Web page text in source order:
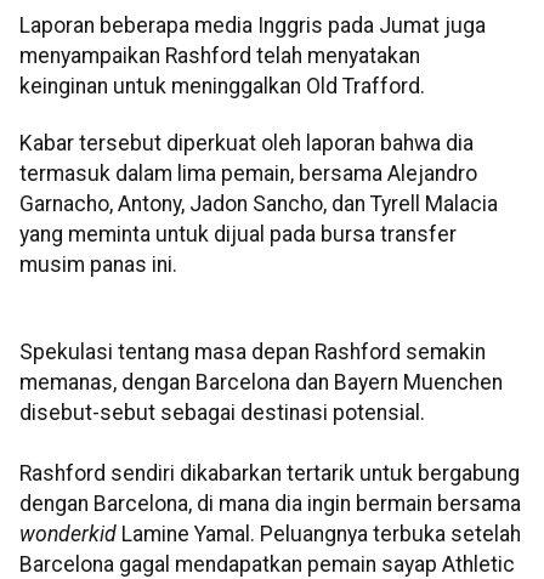
Laporan beberapa media Inggris pada Jumat juga
menyampaikan Rashford telah menyatakan
keinginan untuk meninggalkan Old Trafford.
Kabar tersebut diperkuat oleh laporan bahwa dia
termasuk dalam lima pemain, bersama Alejandro
Garnacho, Antony, Jadon Sancho, dan Tyrell Malacia
yang meminta untuk dijual pada bursa transfer
musim panas ini.
Spekulasi tentang masa depan Rashford semakin
memanas, dengan Barcelona dan Bayern Muenchen
disebut-sebut sebagai destinasi potensial.
Rashford sendiri dikabarkan tertarik untuk bergabung
dengan Barcelona, di mana dia ingin bermain bersama
wonderkid Lamine Yamal. Peluangnya terbuka setelah
Barcelona gagal mendapatkan pemain sayap Athletic